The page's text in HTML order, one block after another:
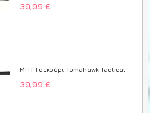
39,99 €
MFH Τσεκούρι Tomahawk Tactical
39,99 €